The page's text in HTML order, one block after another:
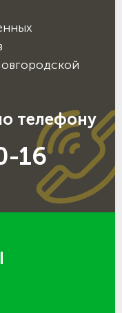
телефону
16